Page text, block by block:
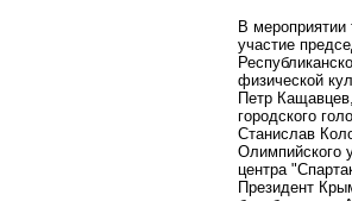
В мероприятии
участие
физической
Петр
городского
Станислав
Олимпийского
центра
Президент